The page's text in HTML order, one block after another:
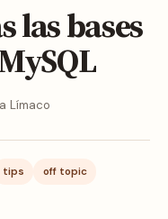
las bases
Límaco
tips off topic